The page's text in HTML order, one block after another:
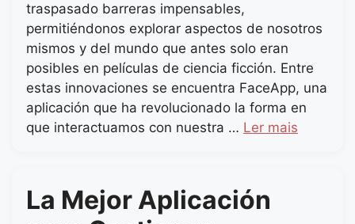
traspasado barreras impensables,
permitiéndonos explorar aspectos de nosotros
mismos y del mundo que antes solo eran
posibles en películas de ciencia ficción. Entre
estas innovaciones se encuentra FaceApp, una
aplicación que ha revolucionado la forma en
que interactuamos con nuestra … Ler mais
La Mejor Aplicación